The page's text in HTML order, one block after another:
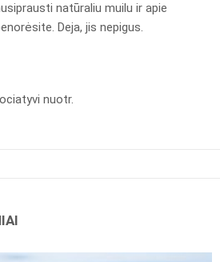
natūraliu muilu ir apie
Deja, jis nepigus.
nuotr.